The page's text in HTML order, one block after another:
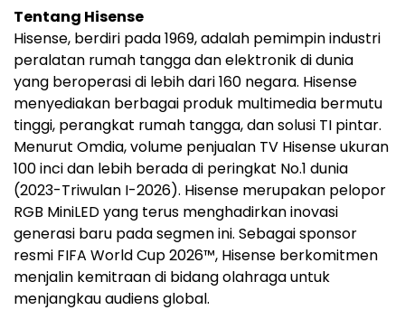
Tentang Hisense
Hisense, berdiri pada 1969, adalah pemimpin industri
peralatan rumah tangga dan elektronik di dunia
yang beroperasi di lebih dari 160 negara. Hisense
menyediakan berbagai produk multimedia bermutu
tinggi, perangkat rumah tangga, dan solusi TI pintar.
Menurut Omdia, volume penjualan TV Hisense ukuran
100 inci dan lebih berada di peringkat No.1 dunia
(2023-Triwulan I-2026). Hisense merupakan pelopor
RGB MiniLED yang terus menghadirkan inovasi
generasi baru pada segmen ini. Sebagai sponsor
resmi FIFA World Cup 2026™, Hisense berkomitmen
menjalin kemitraan di bidang olahraga untuk
menjangkau audiens global.